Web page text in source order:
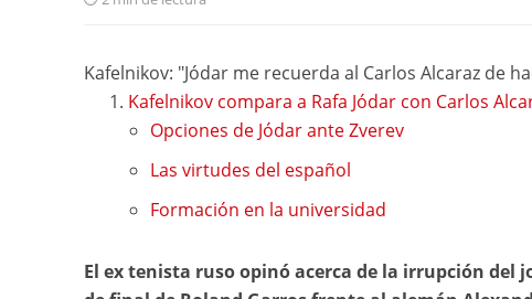
Kafelnikov: "Jódar me recuerda al Carlos Alcaraz de
Kafelnikov compara a Rafa Jódar con Carlos
Opciones de Jódar ante Zverev
Las virtudes del español
Formación en la universidad
El ex tenista ruso opinó acerca de la irrupción